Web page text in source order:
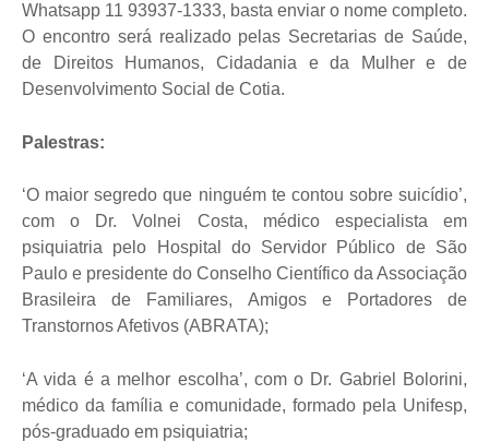
Whatsapp 11 93937-1333, basta enviar o nome completo.
O encontro será realizado pelas Secretarias de Saúde,
de Direitos Humanos, Cidadania e da Mulher e de
Desenvolvimento Social de Cotia.
Palestras:
‘O maior segredo que ninguém te contou sobre suicídio’,
com o Dr. Volnei Costa, médico especialista em
psiquiatria pelo Hospital do Servidor Público de São
Paulo e presidente do Conselho Científico da Associação
Brasileira de Familiares, Amigos e Portadores de
Transtornos Afetivos (ABRATA);
‘A vida é a melhor escolha’, com o Dr. Gabriel Bolorini,
médico da família e comunidade, formado pela Unifesp,
pós-graduado em psiquiatria;